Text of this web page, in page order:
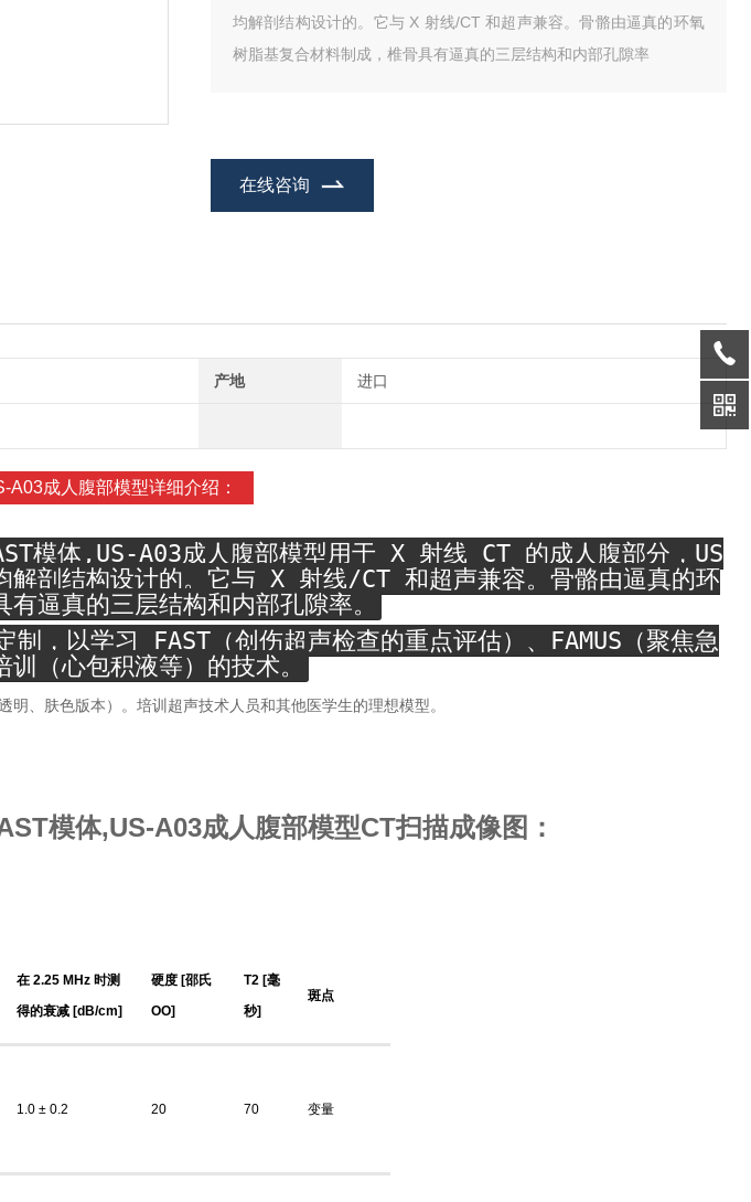
均解剖结构设计的。它与 X 射线/CT 和超声兼容。骨骼由逼真的环氧
树脂基复合材料制成，椎骨具有逼真的三层结构和内部孔隙率
在线咨询
产地 进口
A03成人腹部模型详细介绍：
模体,US-A03成人腹部模型用于 X 射线 CT 的成人腹部分，US
解剖结构设计的。它与 X 射线/CT 和超声兼容。骨骼由逼真的环
逼真的三层结构和内部孔隙率。
制，以学习 FAST（创伤超声检查的重点评估）、FAMUS（聚焦急
（心包积液等）的技术。
、肤色版本）。培训超声技术人员和其他医学生的理想模型。
模体,US-A03成人腹部模型CT扫描成像图：
在 2.25 MHz 时测
得的衰减 [dB/cm]
硬度 [邵氏
OO]
T2 [毫
秒]
斑点
1.0 ± 0.2 20 70 变量